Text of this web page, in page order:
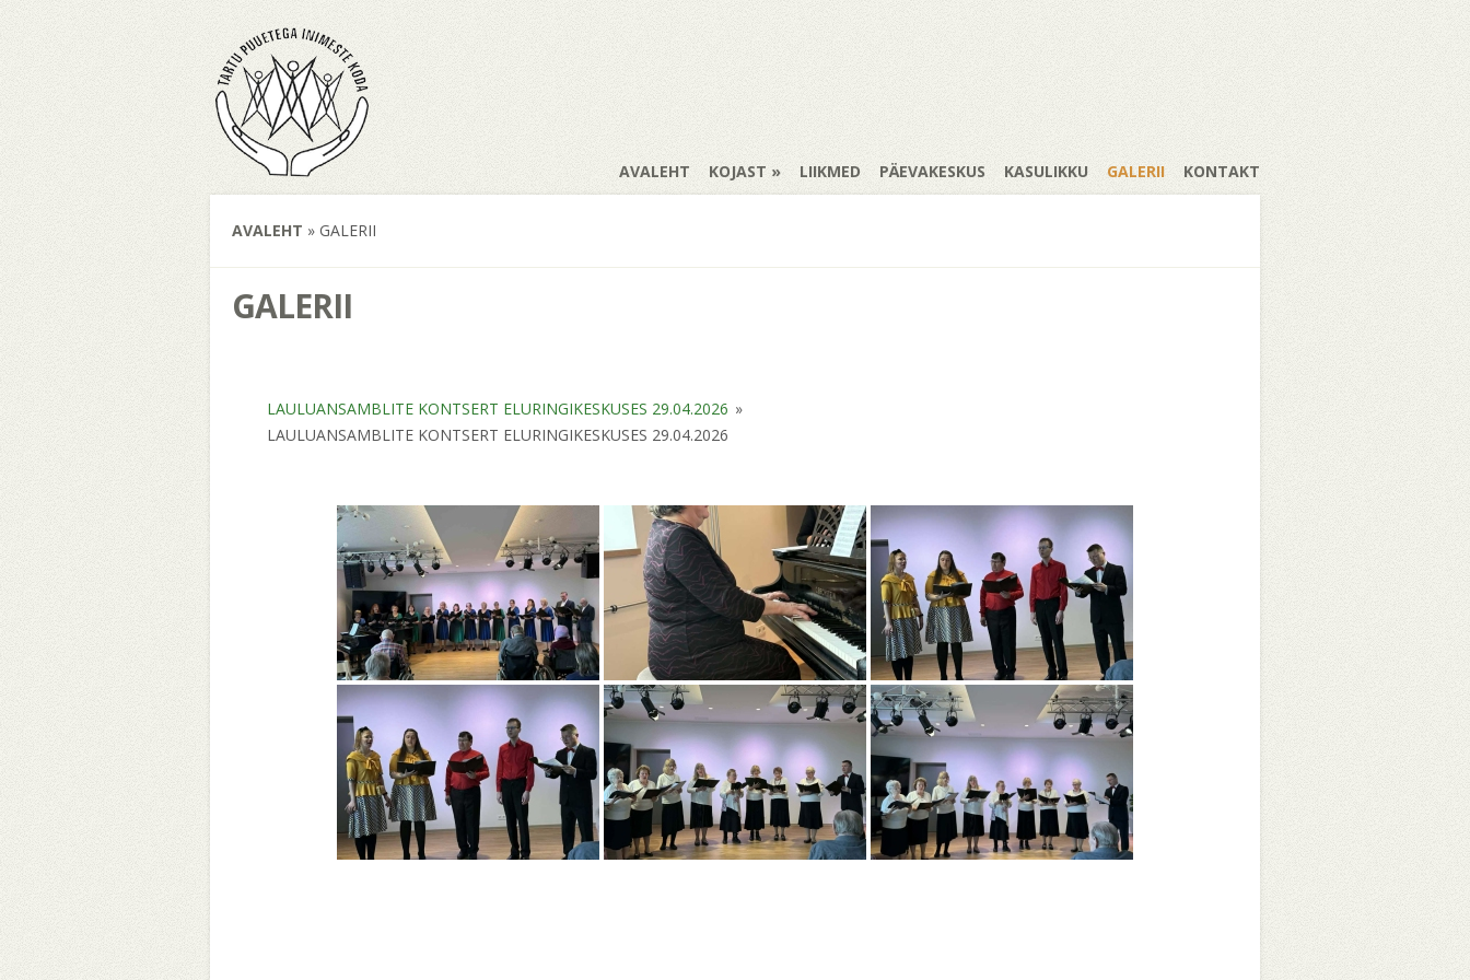
AVALEHT KOJAST LIIKMED PÄEVAKESKUS KASULIKKU GALERII KONTAKT
AVALEHT » GALERII
GALERII
LAULUANSAMBLITE KONTSERT ELURINGIKESKUSES 29.04.2026 »
LAULUANSAMBLITE KONTSERT ELURINGIKESKUSES 29.04.2026